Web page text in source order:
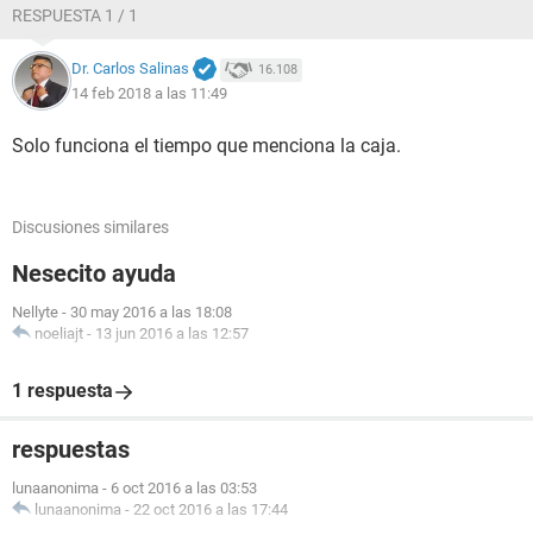
RESPUESTA 1 / 1
Dr. Carlos Salinas 16.108
14 feb 2018 a las 11:49
Solo funciona el tiempo que menciona la caja.
Discusiones similares
Nesecito ayuda
Nellyte - 30 may 2016 a las 18:08
noeliajt - 13 jun 2016 a las 12:57
1 respuesta
respuestas
lunaanonima - 6 oct 2016 a las 03:53
lunaanonima - 22 oct 2016 a las 17:44